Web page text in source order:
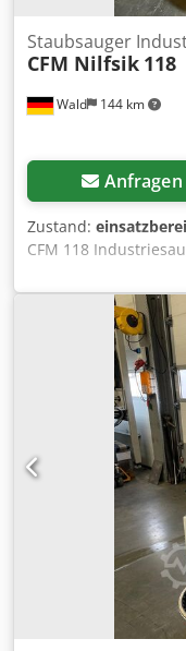
Wald 144 km
Staubsauger
CFM Nilfsik 118
Anfragen
Zustand:
CFM 118
cleaner Baujahr:
Luftfördermenge: ca.
können gerne zu
erhalten eine
Kunden kann auch
Vorraussetzung ist
Zwischenverkauf
und sehen Sie sich
Angegebene
Eigentum Ihrer
Identifikation und
Agsqy Ezgekorf
sowie Irrtümer in
passieren und